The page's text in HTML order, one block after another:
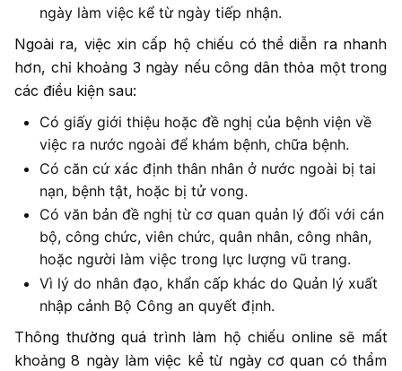
ngày làm việc kể từ ngày tiếp nhận.
Ngoài ra, việc xin cấp hộ chiếu có thể diễn ra nhanh
hơn, chỉ khoảng 3 ngày nếu công dân thỏa một trong
các điều kiện sau:
Có giấy giới thiệu hoặc đề nghị của bệnh viện về
việc ra nước ngoài để khám bệnh, chữa bệnh.
Có căn cứ xác định thân nhân ở nước ngoài bị tai
nạn, bệnh tật, hoặc bị tử vong.
Có văn bản đề nghị từ cơ quan quản lý đối với cán
bộ, công chức, viên chức, quân nhân, công nhân,
hoặc người làm việc trong lực lượng vũ trang.
Vì lý do nhân đạo, khẩn cấp khác do Quản lý xuất
nhập cảnh Bộ Công an quyết định.
Thông thường quá trình làm hộ chiếu online sẽ mất
khoảng 8 ngày làm việc kể từ ngày cơ quan có thẩm